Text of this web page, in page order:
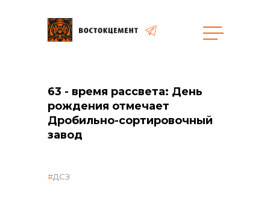
Объекты
Закупки
общая информация
объявленные закупки
63 - время рассвета: День
рождения отмечает
Дробильно-сортировочный
завод
ДСЗ